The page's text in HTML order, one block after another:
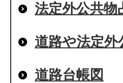
法定外公共物
道路や法定外
道路台帳図